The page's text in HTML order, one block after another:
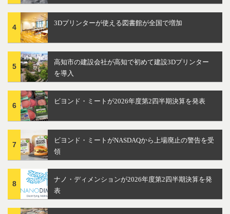
4
3Dプリンターが使える図書館が全国で増加
5
高知市の建設会社が高知で初めて建設3Dプリンター
を導入
6
ビヨンド・ミートが2026年度第2四半期決算を発表
7
ビヨンド・ミートがNASDAQから上場廃止の警告を受
領
8
ナノ・ディメンションが2026年度第2四半期決算を発
表